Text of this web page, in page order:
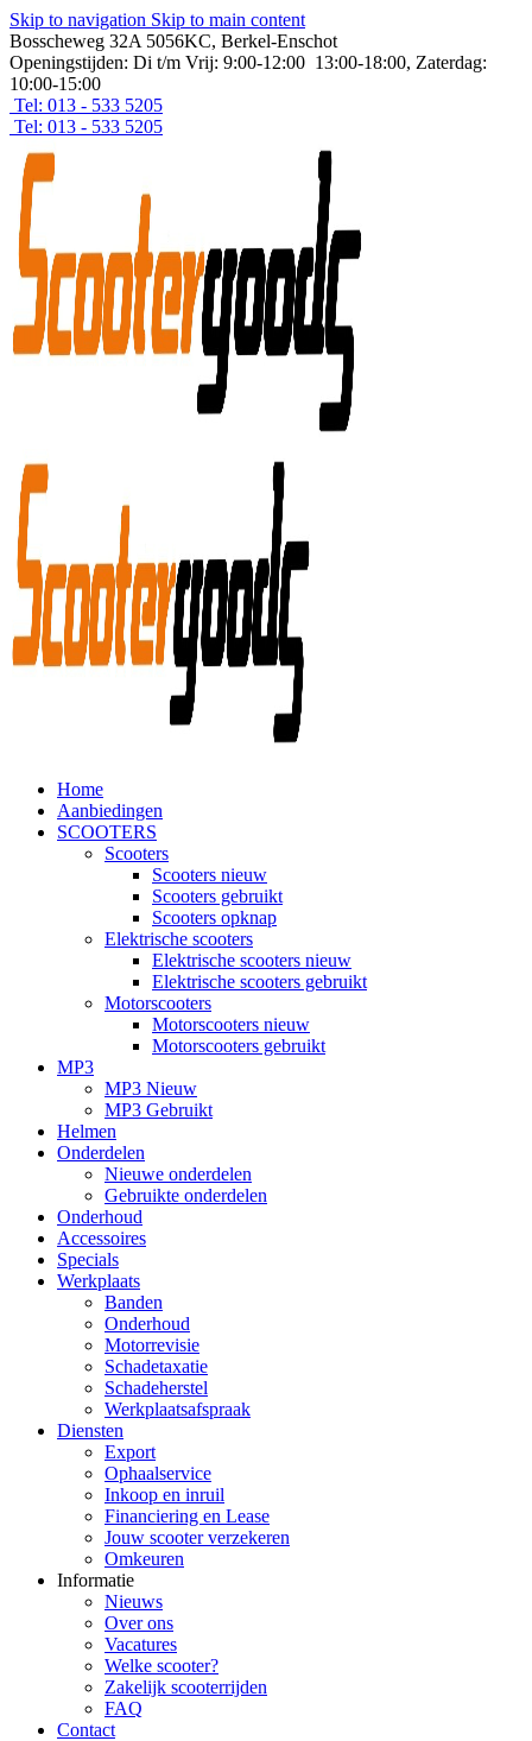
Skip to navigation Skip to main content
Bosscheweg 32A 5056KC, Berkel-Enschot
Openingstijden: Di t/m Vrij: 9:00-12:00 13:00-18:00, Zaterdag:
10:00-15:00
Tel: 013 - 533 5205
Tel: 013 - 533 5205
Home
Aanbiedingen
SCOOTERS
Scooters
Scooters nieuw
Scooters gebruikt
Scooters opknap
Elektrische scooters
Elektrische scooters nieuw
Elektrische scooters gebruikt
Motorscooters
Motorscooters nieuw
Motorscooters gebruikt
MP3
MP3 Nieuw
MP3 Gebruikt
Helmen
Onderdelen
Nieuwe onderdelen
Gebruikte onderdelen
Onderhoud
Accessoires
Specials
Werkplaats
Banden
Onderhoud
Motorrevisie
Schadetaxatie
Schadeherstel
Werkplaatsafspraak
Diensten
Export
Ophaalservice
Inkoop en inruil
Financiering en Lease
Jouw scooter verzekeren
Omkeuren
Informatie
Nieuws
Over ons
Vacatures
Welke scooter?
Zakelijk scooterrijden
FAQ
Contact